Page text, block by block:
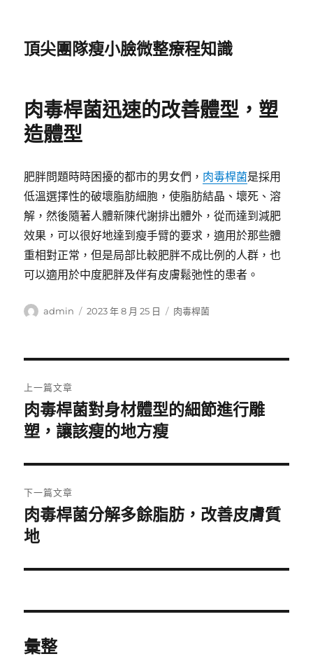
頂尖團隊瘦小臉微整療程知識
肉毒桿菌迅速的改善體型，塑
造體型
肥胖問題時時困擾的都市的男女們， 肉毒桿菌是採用
低溫選擇性的破壞脂肪細胞，使脂肪結晶、壞死、溶
解，然後隨著人體新陳代謝排出體外，從而達到減肥
效果，可以很好地達到瘦手臂的要求，適用於那些體
重相對正常，但是局部比較肥胖不成比例的人群，也
可以適用於中度肥胖及伴有皮膚鬆弛性的患者。
作
admin
發
2023 年 8 月 25 日
分
肉毒桿菌
章
導
覽
上一篇文章
上
一
文
章:
肉毒桿菌對身材體型的細節進行雕
塑，讓該瘦的地方瘦
下一篇文章
下
一
文
肉毒桿菌分解多餘脂肪，改善皮膚質
地
彙整